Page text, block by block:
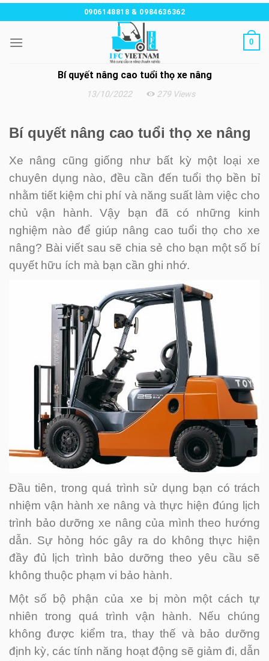
Chuyển
đến
nội
0906148818 & 0984636362
0
13/10/2022 279 Views
Bí quyết nâng cao tuổi thọ xe nâng
Bí quyết nâng cao tuổi thọ xe nâng
Xe nâng cũng giống như bất kỳ một loại xe
chuyên dụng nào, đều cần đến tuổi thọ bền bỉ
nhằm tiết kiệm chi phí và năng suất làm việc cho
chủ vận hành. Vậy bạn đã có những kinh
nghiệm nào để giúp nâng cao tuổi thọ cho xe
nâng? Bài viết sau sẽ chia sẻ cho bạn một số bí
quyết hữu ích mà bạn cần ghi nhớ.
Đầu tiên, trong quá trình sử dụng bạn có trách
nhiệm vận hành xe nâng và thực hiện đúng lịch
trình bảo dưỡng xe nâng của mình theo hướng
dẫn. Sự hỏng hóc gây ra do không thực hiện
đầy đủ lịch trình bảo dưỡng theo yêu cầu sẽ
không thuộc phạm vi bảo hành.
Một số bộ phận của xe bị mòn một cách tự
nhiên trong quá trình vận hành. Nếu chúng
không được kiểm tra, thay thế và bảo dưỡng
định kỳ, các tính năng hoạt động sẽ giảm đi, dẫn